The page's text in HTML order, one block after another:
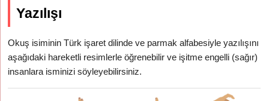
Yazılışı
Okuş isiminin Türk işaret dilinde ve parmak alfabesiyle yazılışını
aşağıdaki hareketli resimlerle öğrenebilir ve işitme engelli (sağır)
insanlara isminizi söyleyebilirsiniz.